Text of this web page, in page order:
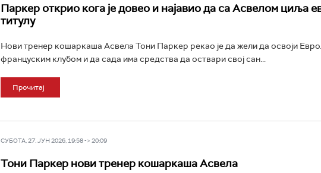
Паркер открио кога је довео и најавио да са Асвелом циља
титулу
Нови тренер кошаркаша Асвела Тони Паркер рекао је да жели да освоји
француским клубом и да сада има средства да оствари свој сан...
Прочитај
СУБОТА, 27. ЈУН 2026, 19:58 -> 20:09
Тони Паркер нови тренер кошаркаша Асвела